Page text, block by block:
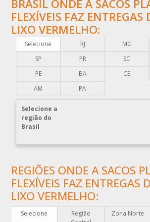
COMPRA DE EMBALAGENS PLÁSTICAS
COMPRAR EMBALAGENS PLÁSTICAS
COMPRAR ENVELOPE DE PLÁSTICO CORREIOS
COMPRAR ENVELOPE PLÁSTICO CORREIOS
COMPRAR ENVELOPE PLÁSTICO DE CORREIO
COMPRAR ENVELOPE PLÁSTICO DE
COMPRAR PLÁSTICO BOLHA
COMPRAR SACO PLÁSTICO ZIP LOCK
COMPRAR SACOLAS PLÁSTICAS
COMPRAR SACOLAS PLÁSTICAS DIRETO DA
COMPRAR SACOS PLÁSTICOS
DISTRIBUIDOR DE EMBALAGENS PLÁSTICAS
DISTRIBUIDORA DE EMBALAGENS PLÁSTICAS
BRASIL ONDE A SACOS
FLEXÍVEIS FAZ ENTREGAS
LIXO VERMELHO:
Selecione RJ MG
SP
PR SC
PE
BA CE
AM
PA
Selecione a
região do
Brasil
REGIÕES ONDE A SACOS
FLEXÍVEIS FAZ ENTREGAS
LIXO VERMELHO:
Selecione
Região
Zona Norte